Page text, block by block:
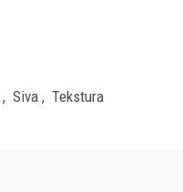
, Siva , Tekstura